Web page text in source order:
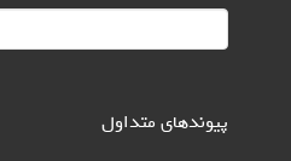
پیوندهای متداول